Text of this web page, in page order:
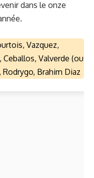
dans le onze
Vazquez,
Ceballos, Valverde (ou
Brahim Diaz